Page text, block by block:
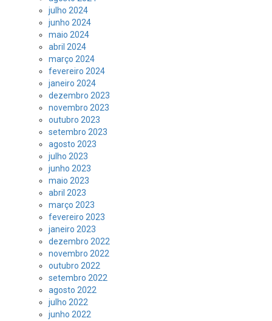
julho 2024
junho 2024
maio 2024
abril 2024
março 2024
fevereiro 2024
janeiro 2024
dezembro 2023
novembro 2023
outubro 2023
setembro 2023
agosto 2023
julho 2023
junho 2023
maio 2023
abril 2023
março 2023
fevereiro 2023
janeiro 2023
dezembro 2022
novembro 2022
outubro 2022
setembro 2022
agosto 2022
julho 2022
junho 2022